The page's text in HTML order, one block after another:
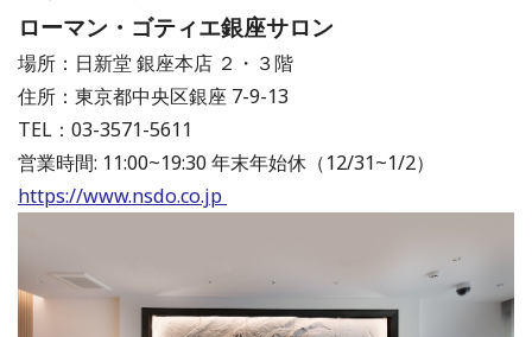
ローマン・ゴティエ銀座サロン
場所：日新堂 銀座本店 ２・３階
住所：東京都中央区銀座 7-9-13
TEL：03-3571-5611
営業時間: 11:00~19:30 年末年始休（12/31~1/2）
https://www.nsdo.co.jp